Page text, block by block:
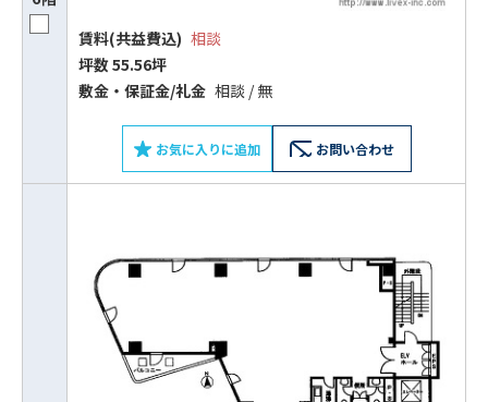
賃料(共益費込) 相談
坪数 55.56坪
敷⾦‧保証⾦/礼⾦ 相談 / 無
お気に入りに追加 お問い合わせ